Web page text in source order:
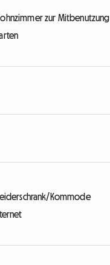
zur Mitbenutzung
Kommode